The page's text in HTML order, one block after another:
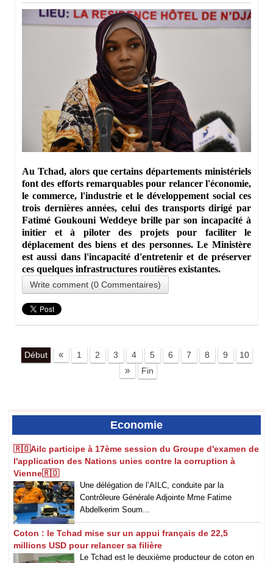
Au Tchad, alors que certains départements ministériels
font des efforts remarquables pour relancer l'économie,
le commerce, l'industrie et le développement social ces
trois dernières années, celui des transports dirigé par
Fatimé Goukouni Weddeye brille par son incapacité à
initier et à piloter des projets pour faciliter le
déplacement des biens et des personnes. Le Ministère
est aussi dans l'incapacité d'entretenir et de préserver
ces quelques infrastructures routières existantes.
Write comment (0 Commentaires)
Début « 1 2 3 4 5 6 7 8 9 10
» Fin
Economie
🇷🇴‎Ailc participe à 17ème session du Groupe d'examen de
l'application des Nations unies contre la corruption à
Vienne🇷🇴
‎Une délégation de l’AILC, conduite par la
Contrôleure Générale Adjointe Mme Fatime
Abdelkerim Soum...
Coton : le Tchad mise sur un appui français de 22,5
millions USD pour relancer sa filière
Le Tchad est le deuxième producteur de coton en